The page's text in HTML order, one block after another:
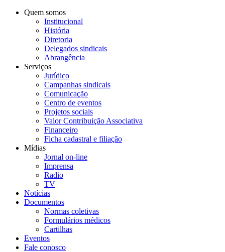
Quem somos
Institucional
História
Diretoria
Delegados sindicais
Abrangência
Serviços
Jurídico
Campanhas sindicais
Comunicação
Centro de eventos
Projetos sociais
Valor Contribuição Associativa
Financeiro
Ficha cadastral e filiação
Mídias
Jornal on-line
Imprensa
Radio
TV
Notícias
Documentos
Normas coletivas
Formulários médicos
Cartilhas
Eventos
Fale conosco